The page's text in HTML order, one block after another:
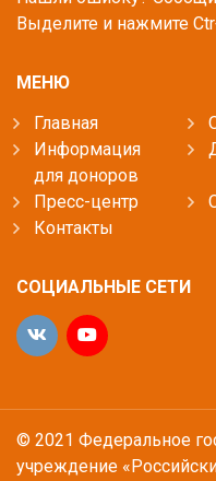
Выделите и нажмите
МЕНЮ
Главная
Информация
для доноров
Пресс-центр
Контакты
СОЦИАЛЬНЫЕ СЕТИ
© 2021 Федеральное
учреждение